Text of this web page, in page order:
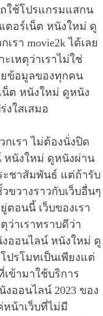
ใช้โปรแกรมแสกน
ตอร์เน็ต หนังใหม่ ดู
รา movie2k ได้เลย
เหตุว่าเราไม่ใช่
ข้อมูลของทุกคน
น็ต หนังใหม่ ดูหนัง
งใสเสมอ
เรา ไม่ต้องนั่งปิด
หนังใหม่ ดูหนังผ่าน
ะชาสัมพันธ์ แต่ถ้ารับ
วางราวกับเว็บอื่นๆ
อนนี้ เว็บของเรา
ว่าเราทราบดีว่า
ออนไลน์ หนังใหม่ ดู
รโมทเป็นเพียงแต่
ข้ามาใช้บริการ
ออนไลน์ 2023 ของ
หน้าเว็บที่ไม่มี